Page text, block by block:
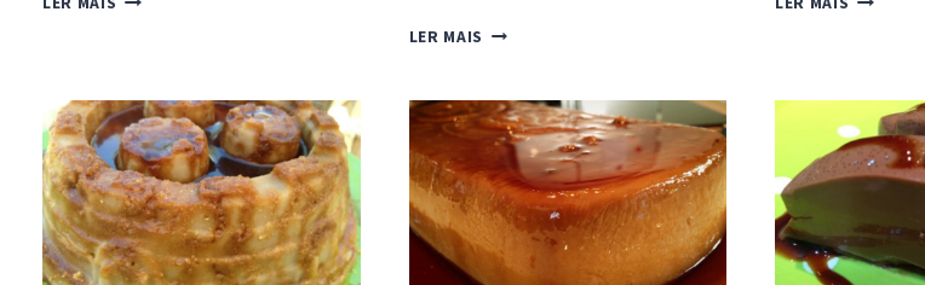
COM
BAUNILHA
LER MAIS PUDIM
CREME
FRÂICHE
LARANJA
CUAJADA